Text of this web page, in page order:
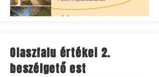
Olaszfalu értékei 2.
beszélgető est